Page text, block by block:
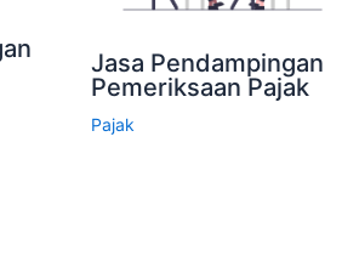
Jasa Pendampingan
Pemeriksaan Pajak
Pajak